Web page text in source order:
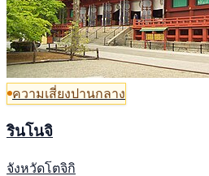
ความเสี่ยงปานกลาง
รินโนจิ
จังหวัดโตจิกิ